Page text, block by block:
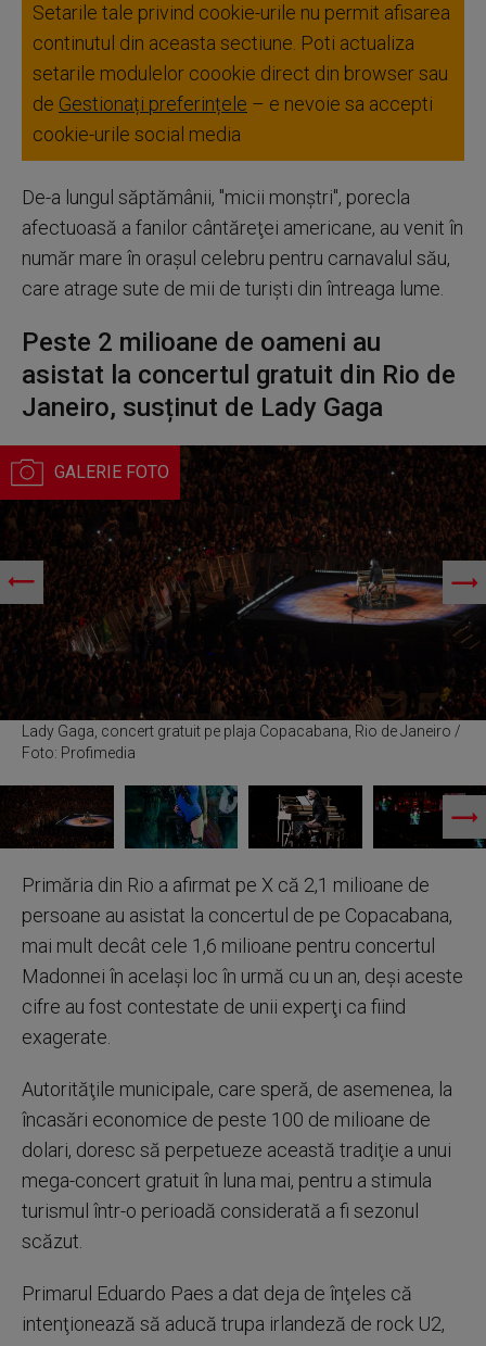
Setarile tale privind cookie-urile nu permit afisarea
continutul din aceasta sectiune. Poti actualiza
setarile modulelor coookie direct din browser sau
de Gestionați preferințele – e nevoie sa accepti
cookie-urile social media
De-a lungul săptămânii, "micii monştri", porecla
afectuoasă a fanilor cântăreţei americane, au venit în
număr mare în oraşul celebru pentru carnavalul său,
care atrage sute de mii de turişti din întreaga lume.
Peste 2 milioane de oameni au
asistat la concertul gratuit din Rio de
Janeiro, susținut de Lady Gaga
Lady Gaga, concert gratuit pe plaja Copacabana, Rio de Janeiro /
Foto: Profimedia
Primăria din Rio a afirmat pe X că 2,1 milioane de
persoane au asistat la concertul de pe Copacabana,
mai mult decât cele 1,6 milioane pentru concertul
Madonnei în acelaşi loc în urmă cu un an, deşi aceste
cifre au fost contestate de unii experţi ca fiind
exagerate.
Autorităţile municipale, care speră, de asemenea, la
încasări economice de peste 100 de milioane de
dolari, doresc să perpetueze această tradiţie a unui
mega-concert gratuit în luna mai, pentru a stimula
turismul într-o perioadă considerată a fi sezonul
scăzut.
Primarul Eduardo Paes a dat deja de înţeles că
intenţionează să aducă trupa irlandeză de rock U2,